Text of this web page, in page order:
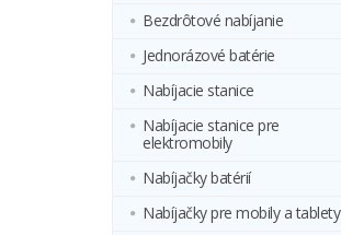
Bezdrôtové nabíjanie
Jednorázové batérie
Nabíjacie stanice
Nabíjacie stanice pre
elektromobily
Nabíjačky batérií
Nabíjačky pre mobily a tablety